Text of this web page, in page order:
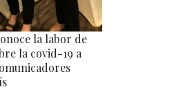
la labor de
la covid-19 a